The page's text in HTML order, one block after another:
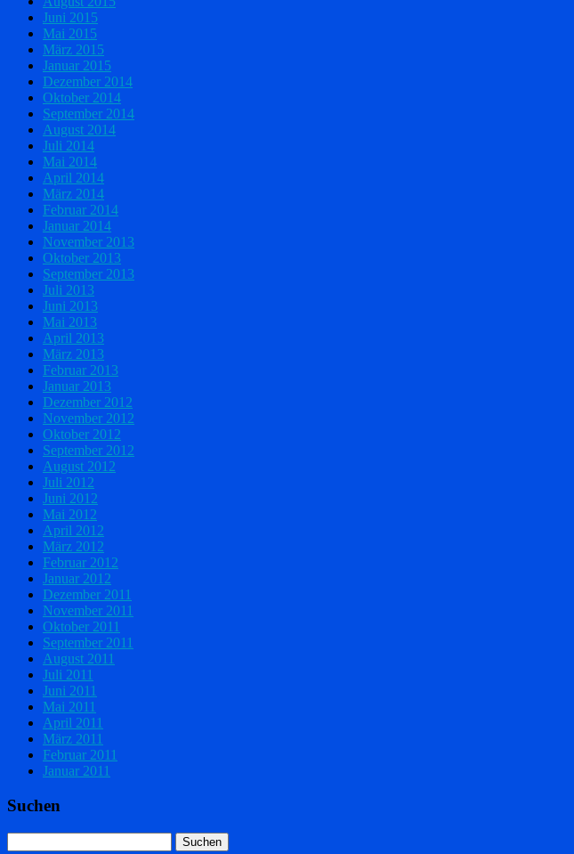
Juni 2015
Mai 2015
März 2015
Januar 2015
Dezember 2014
Oktober 2014
September 2014
August 2014
Juli 2014
Mai 2014
April 2014
März 2014
Februar 2014
Januar 2014
November 2013
Oktober 2013
September 2013
Juli 2013
Juni 2013
Mai 2013
April 2013
März 2013
Februar 2013
Januar 2013
Dezember 2012
November 2012
Oktober 2012
September 2012
August 2012
Juli 2012
Juni 2012
Mai 2012
April 2012
März 2012
Februar 2012
Januar 2012
Dezember 2011
November 2011
Oktober 2011
September 2011
August 2011
Juli 2011
Juni 2011
Mai 2011
April 2011
März 2011
Februar 2011
Januar 2011
Suchen